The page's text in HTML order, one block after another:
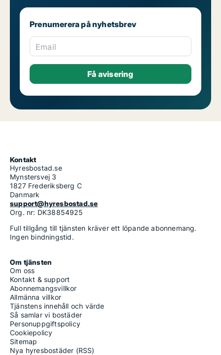
Prenumerera på nyhetsbrev
Email
Kontakt
Hyresbostad.se
Mynstersvej 3
1827 Frederiksberg C
Danmark
support@hyresbostad.se
Org. nr: DK38854925
Full tillgång till tjänsten kräver ett löpande abonnemang.
Ingen bindningstid.
Om tjänsten
Om oss
Kontakt & support
Abonnemangsvillkor
Allmänna villkor
Tjänstens innehåll och värde
Så samlar vi bostäder
Personuppgiftspolicy
Cookiepolicy
Sitemap
Nya hyresbostäder (RSS)